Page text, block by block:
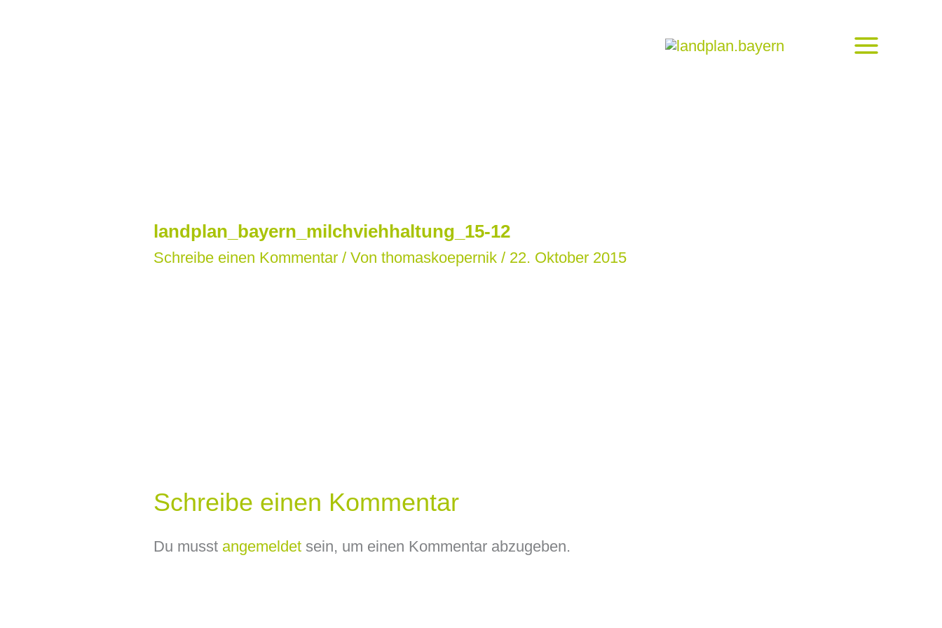
landplan_bayern_milchviehhaltung_15-12
Schreibe einen Kommentar / Von thomaskoepernik / 22. Oktober 2015
Schreibe einen Kommentar
Du musst angemeldetsein, um einen Kommentar abzugeben.